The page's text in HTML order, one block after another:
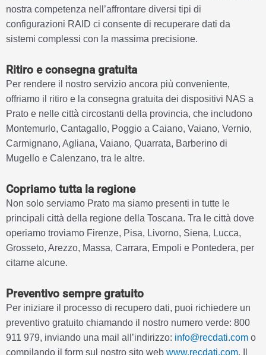
nostra competenza nell’affrontare diversi tipi di
configurazioni RAID ci consente di recuperare dati da
sistemi complessi con la massima precisione.
Ritiro e consegna gratuita
Per rendere il nostro servizio ancora più conveniente,
offriamo il ritiro e la consegna gratuita dei dispositivi NAS a
Prato e nelle città circostanti della provincia, che includono
Montemurlo, Cantagallo, Poggio a Caiano, Vaiano, Vernio,
Carmignano, Agliana, Vaiano, Quarrata, Barberino di
Mugello e Calenzano, tra le altre.
Copriamo tutta la regione
Non solo serviamo Prato ma siamo presenti in tutte le
principali città della regione della Toscana. Tra le città dove
operiamo troviamo Firenze, Pisa, Livorno, Siena, Lucca,
Grosseto, Arezzo, Massa, Carrara, Empoli e Pontedera, per
citarne alcune.
Preventivo sempre gratuito
Per iniziare il processo di recupero dati, puoi richiedere un
preventivo gratuito chiamando il nostro numero verde: 800
911 979, inviando una mail all’indirizzo: info@recdati.com o
compilando il form sul nostro sito web www.recdati.com. Il